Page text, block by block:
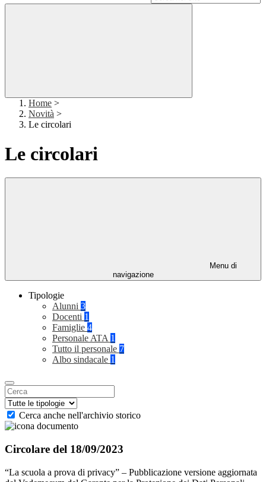
Home >
Novità >
Le circolari
Le circolari
Menu di
navigazione
Tipologie
Alunni 3
Docenti 1
Famiglie 4
Personale ATA 1
Tutto il personale 7
Albo sindacale 1
Cerca anche nell'archivio storico
Circolare del 18/09/2023
“La scuola a prova di privacy” – Pubblicazione versione aggiornata